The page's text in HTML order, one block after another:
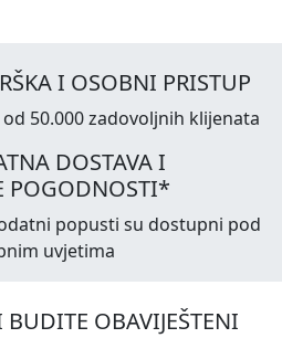
I OSOBNI PRISTUP
50.000 zadovoljnih klijenata
DOSTAVA I
POGODNOSTI*
popusti su dostupni pod
uvjetima
BUDITE OBAVIJEŠTENI